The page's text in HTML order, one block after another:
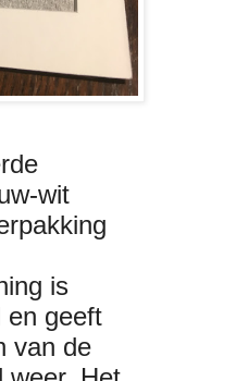
wit
is
en geeft
van de